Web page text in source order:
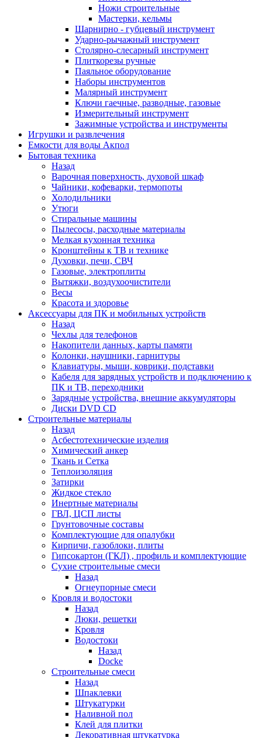
Ножи строительные
Мастерки, кельмы
Шарнирно - губцевый инструмент
Ударно-рычажный инструмент
Столярно-слесарный инструмент
Плиткорезы ручные
Паяльное оборудование
Наборы инструментов
Малярный инструмент
Ключи гаечные, разводные, газовые
Измерительный инструмент
Зажимные устройства и инструменты
Игрушки и развлечения
Емкости для воды Акпол
Бытовая техника
Назад
Варочная поверхность, духовой шкаф
Чайники, кофеварки, термопоты
Холодильники
Утюги
Стиральные машины
Пылесосы, расходные материалы
Мелкая кухонная техника
Кронштейны к ТВ и технике
Духовки, печи, СВЧ
Газовые, электроплиты
Вытяжки, воздухоочистители
Весы
Красота и здоровье
Аксессуары для ПК и мобильных устройств
Назад
Чехлы для телефонов
Накопители данных, карты памяти
Колонки, наушники, гарнитуры
Клавиатуры, мыши, коврики, подставки
Кабеля для зарядных устройств и подключению к
ПК и ТВ, переходники
Зарядные устройства, внешние аккумуляторы
Диски DVD CD
Строительные материалы
Назад
Асбестотехнические изделия
Химический анкер
Ткань и Сетка
Теплоизоляция
Затирки
Жидкое стекло
Инертные материалы
ГВЛ, ЦСП листы
Грунтовочные составы
Комплектующие для опалубки
Кирпичи, газоблоки, плиты
Гипсокартон (ГКЛ) , профиль и комплектующие
Сухие строительные смеси
Назад
Огнеупорные смеси
Кровля и водостоки
Назад
Люки, решетки
Кровля
Водостоки
Назад
Docke
Строительные смеси
Назад
Шпаклевки
Штукатурки
Наливной пол
Клей для плитки
Декоративная штукатурка